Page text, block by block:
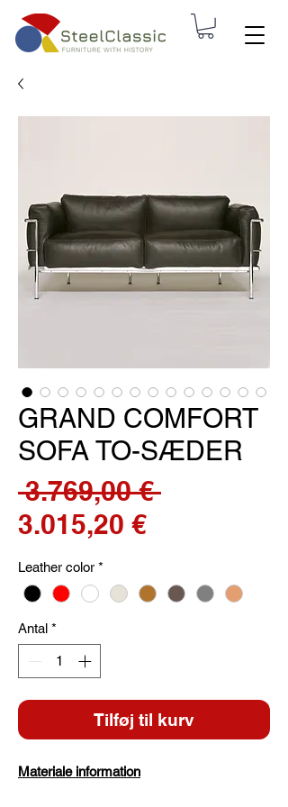
GRAND COMFORT
SOFA TO-SÆDER
3.769,00 € Regulær
3.015,20 €Salgspris
Leather color *
Antal *
Tilføj til kurv
Materiale information